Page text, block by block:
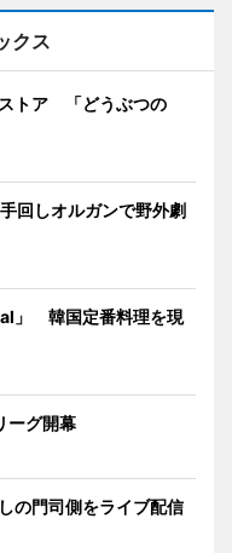
クス
トア 「どうぶつの
回しオルガンで野外劇
」 韓国定番料理を現
ーグ開幕
の門司側をライブ配信